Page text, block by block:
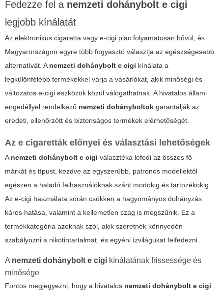
Fedezze fel a nemzeti dohánybolt e cigi
legjobb kínálatát
Az elektronikus cigaretta vagy e-cigi piac folyamatosan bővül, és
Magyarországon egyre több fogyasztó választja az egészségesebb
alternatívát. Anemzeti dohánybolt e cigi kínálata a
legkülönfélébb termékekkel várja a vásárlókat, akik minőségi és
változatos e-cigi eszközök közül válogathatnak. A hivatalos állami
engedéllyel rendelkező nemzeti dohányboltok garantálják az
eredeti, ellenőrzött és biztonságos termékek elérhetőségét.
Az e cigaretták előnyei és választási lehetőségek
Anemzeti dohánybolt e cigi választéka lefedi az összes fő
márkát és típust, kezdve az egyszerűbb, patronos modellektől
egészen a haladó felhasználóknak szánt modokig és tartozékokig.
Az e-cigi használata során csökken a hagyományos dohányzás
káros hatása, valamint a kellemetlen szag is megszűnik. Ez a
termékkategória azoknak szól, akik szeretnék könnyedén
szabályozni a nikotintartalmat, és egyéni ízvilágukat felfedezni.
A nemzeti dohánybolt e cigi kínálatának frissessége és
minősége
Fontos megjegyezni, hogy a hivatalos nemzeti dohánybolt e cigi